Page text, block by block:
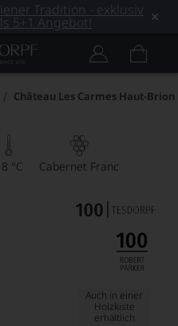
Tradition - exklusiv
5+1 Angebot!
Château Les Carmes Haut-Brion
°C Cabernet Franc
Auch in einer
Holzkiste
erhältlich